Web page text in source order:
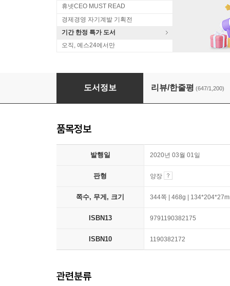
휴넷CEO MUST READ
경제경영 자기계발 기획전
기간 한정 특가 도서
오직, 예스24에서만
더 해빙 The Having (50만부 기념 리커버 에디
도서정보 리뷰/한줄평 (647/1,200)
품목정보
발행일 2020년 03월 01일
판형 양장
쪽수, 무게, 크기 344쪽 | 468g |
ISBN13 9791190382175
ISBN10 1190382172
관련분류